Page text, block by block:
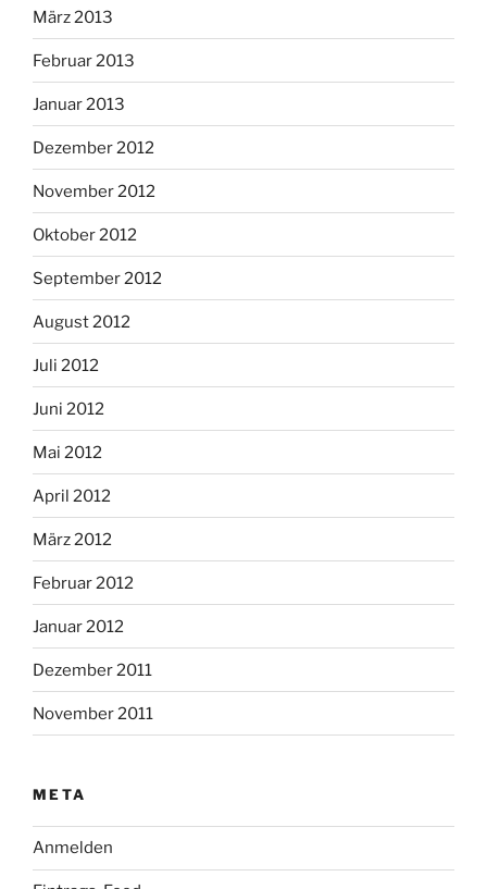
März 2013
Februar 2013
Januar 2013
Dezember 2012
November 2012
Oktober 2012
September 2012
August 2012
Juli 2012
Juni 2012
Mai 2012
April 2012
März 2012
Februar 2012
Januar 2012
Dezember 2011
November 2011
META
Anmelden